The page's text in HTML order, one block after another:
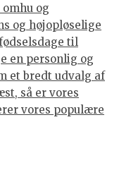
og
og højopløselige
til
en personlig og
et bredt udvalg af
så er vores
vores populære